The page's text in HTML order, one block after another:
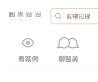
看案例 聊醫美